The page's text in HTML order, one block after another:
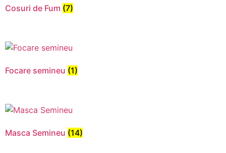
Cosuri de Fum (7)
Focare semineu (1)
Masca Semineu (14)
cookie-uri
opționale.